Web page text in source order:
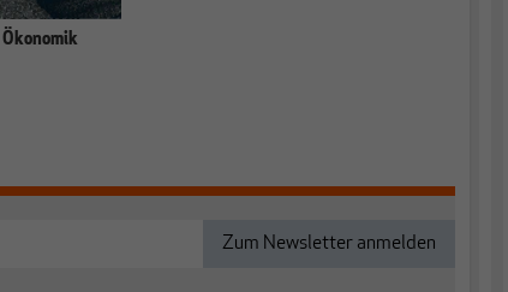
relevanten
Ökonomik